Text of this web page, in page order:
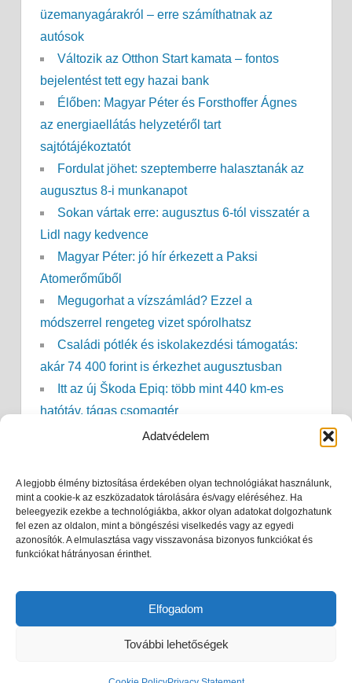
Adatvédelem
A legjobb élmény biztosítása érdekében olyan technológiákat használunk,
mint a cookie-k az eszközadatok tárolására és/vagy eléréséhez. Ha
beleegyezik ezekbe a technológiákba, akkor olyan adatokat dolgozhatunk
fel ezen az oldalon, mint a böngészési viselkedés vagy az egyedi
azonosítók. A elmulasztása vagy visszavonása bizonyos funkciókat és
funkciókat hátrányosan érinthet.
Elfogadom
További lehetőségek
üzemanyagárakról – erre számíthatnak az
autósok
Változik az Otthon Start kamata – fontos
bejelentést tett egy hazai bank
Élőben: Magyar Péter és Forsthoffer Ágnes
az energiaellátás helyzetéről tart
sajtótájékoztatót
Fordulat jöhet: szeptemberre halasztanák az
augusztus 8-i munkanapot
Sokan vártak erre: augusztus 6-tól visszatér a
Lidl nagy kedvence
Magyar Péter: jó hír érkezett a Paksi
Atomerőműből
Megugorhat a vízszámlád? Ezzel a
módszerrel rengeteg vizet spórolhatsz
Családi pótlék és iskolakezdési támogatás:
akár 74 400 forint is érkezhet augusztusban
Itt az új Škoda Epiq: több mint 440 km-es
hatótáv, tágas csomagtér
Nem kell már sokáig kibírni: ekkor érkezhet a
Sokan várják a táppénzt: ekkor érkezhet meg
az összeg 2027-ben
Áramszünet a kánikulában? Ennyi ideig
marad hideg a hűtő, és ezt semmiképp ne tedd